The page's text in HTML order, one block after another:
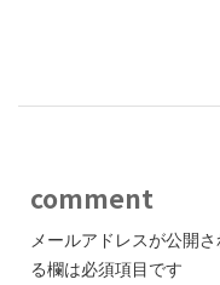
comment
メールアドレスが公開
る欄は必須項目です